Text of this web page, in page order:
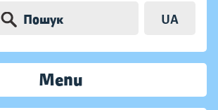
Пошук UA
Menu